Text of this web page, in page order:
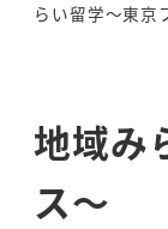
らい留学～東京
地域み
ス～